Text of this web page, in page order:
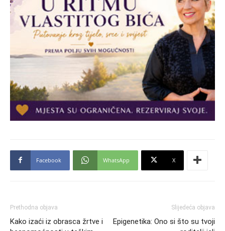
Facebook WhatsApp X
Prethodna objava
Kako izaći iz obrasca žrtve i
Slijedeća objava
Epigenetika: Ono si što su tvoji